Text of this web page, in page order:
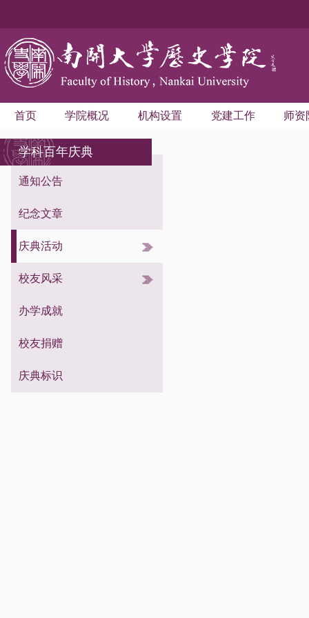
首页 学院概况 机构设置 党建工作 师资
学科百年庆典
通知公告
纪念文章
庆典活动
学术活动
校友活动
综合活动
校友风采
校友信息
本科生
硕士生
博士生
留学生
专科生
进修生
校友祝福
办学成就
校友捐赠
庆典标识